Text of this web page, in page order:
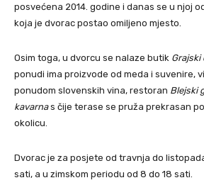
posvećena 2014. godine i danas se u njoj
koja je dvorac postao omiljeno mjesto.
Osim toga, u dvorcu se nalaze butik Grajski
ponudi ima proizvode od meda i suvenire,
ponudom slovenskih vina, restoran Blejski
kavarnas čije terase se pruža prekrasan
okolicu.
Dvorac je za posjete od travnja do
sati, a u zimskom periodu od 8 do 18 sati.